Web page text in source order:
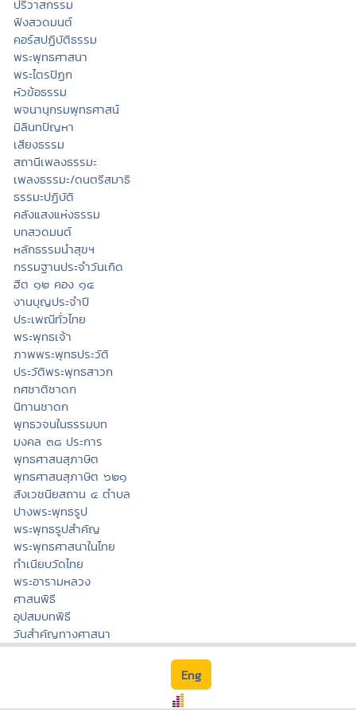
ปริวาสกรรม
ฟังสวดมนต์
คอร์สปฏิบัติธรรม
พระพุทธศาสนา
พระไตรปิฏก
หัวข้อธรรม
พจนานุกรมพุทธศาสน์
มิลินทปัญหา
เสียงธรรม
สถานีเพลงธรรมะ
เพลงธรรมะ/ดนตรีสมาธิ
ธรรมะปฏิบัติ
คลังแสงแห่งธรรม
บทสวดมนต์
หลักธรรมนำสุขฯ
กรรมฐานประจำวันเกิด
ฮีต ๑๒ คอง ๑๔
งานบุญประจำปี
ประเพณีทั่วไทย
พระพุทธเจ้า
ภาพพระพุทธประวัติ
ประวัติพระพุทธสาวก
ทศชาติชาดก
นิทานชาดก
พุทธวจนในธรรมบท
มงคล ๓๘ ประการ
พุทธศาสนสุภาษิต
พุทธศาสนสุภาษิต ๖๒๑
สังเวชนียสถาน ๔ ตำบล
ปางพระพุทธรูป
พระพุทธรูปสำคัญ
พระพุทธศาสนาในไทย
ทำเนียบวัดไทย
พระอารามหลวง
ศาสนพิธี
อุปสมบทพิธี
วันสำคัญทางศาสนา
Eng